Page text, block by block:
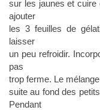
sur les jaunes et
ajouter
les 3 feuilles de
laisser
un peu refroidir.
pas
trop ferme. Le
suite au fond des
Pendant